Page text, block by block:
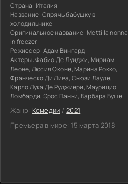
Страна: Италия
Название: Спрячь бабушку в
холодильнике
Оригинальное название: Metti la nonna
in freezer
Режиссер: Адам Вингард
Актеры:Фабио Де Луиджи, Мириам
Леоне, Люсия Оконе, Марина Рокко,
Франческо Ди Лива, Сьюзи Лауде,
Карло Лука Де Руджиери, Маурицио
Ломбарди, Эрос Паньи, Барбара Буше
Жанр: Комедии /2021
Премьера в мире: 15 марта 2018